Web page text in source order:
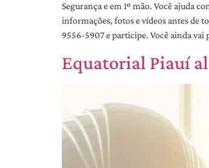
Segurança e em 1º mão. Você ajuda
informações, fotos e vídeos antes de
9556-5907 e participe. Você ainda vai
Equatorial Piauí